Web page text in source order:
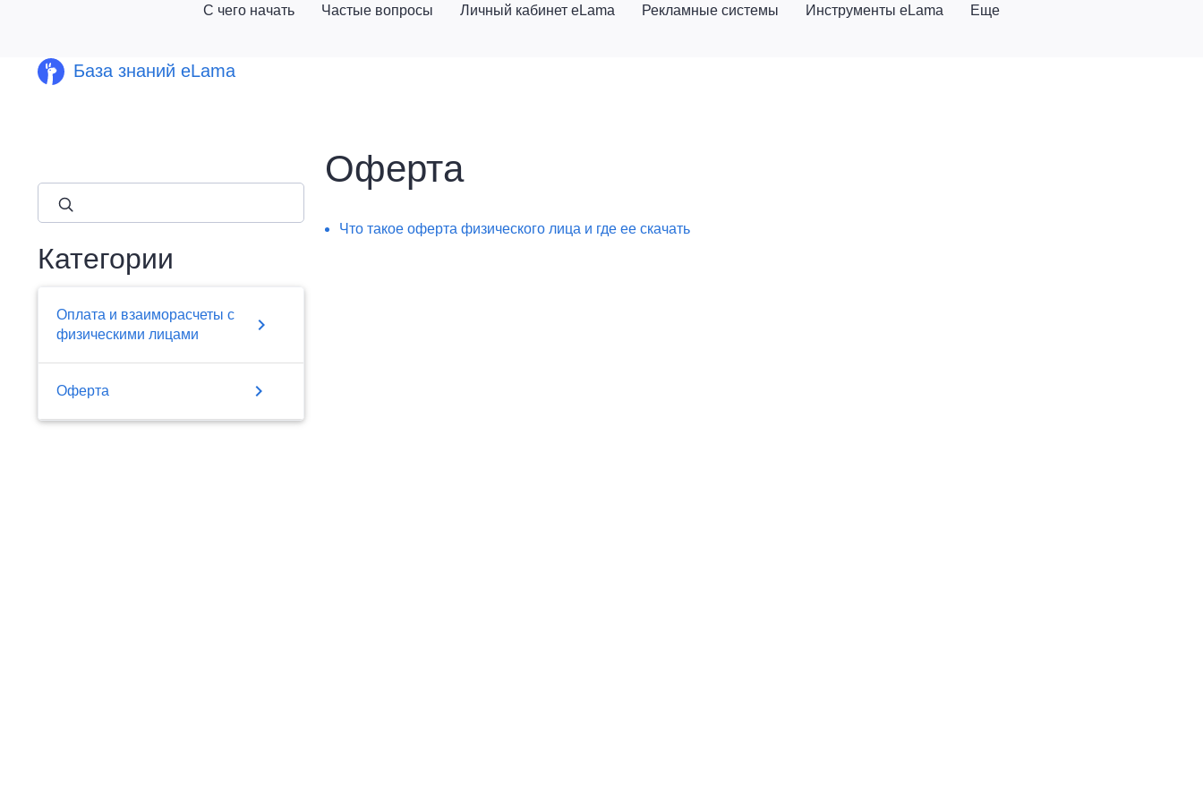
База знаний eLama
С чего начать Частые вопросы Личный кабинет eLama Рекламные системы Инструменты eLama Еще
Категории
Оплата и взаиморасчеты с
физическими лицами
chevron_right
Оферта chevron_right
Оферта
Что такое оферта физического лица и где ее скачать